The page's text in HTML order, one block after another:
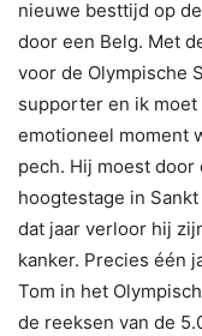
nieuwe besttijd op
door een Belg. Met
voor de Olympische
supporter en ik
emotioneel moment
pech. Hij moest
hoogtestage in
dat jaar verloor hij
kanker. Precies één
Tom in het
de reeksen van de